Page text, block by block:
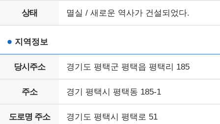
상태 멸실 / 새로운 역사가 건설되었다.
지역정보
당시주소 경기도 평택군 평택읍 평택리 185
주소 경기 평택시 평택동 185-1
도로명 주소 경기도 평택시 평택로 51